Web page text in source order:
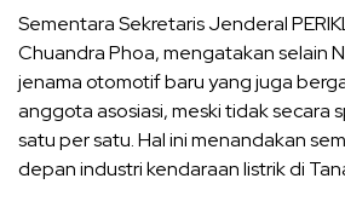
Sementara Sekretaris Jenderal
Chuandra Phoa, mengatakan selain
jenama otomotif baru yang juga
anggota asosiasi, meski tidak secara
satu per satu. Hal ini menandakan
depan industri kendaraan listrik di